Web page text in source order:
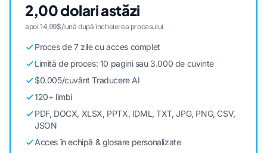
2,00 dolari astăzi
apoi 14,99$/lună după încheierea procesului
Proces de 7 zile cu acces complet
Limită de proces: 10 pagini sau 3.000 de cuvinte
$0.005/cuvânt Traducere AI
120+ limbi
PDF, DOCX, XLSX, PPTX, IDML, TXT, JPG, PNG, CSV,
JSON
Acces în echipă & glosare personalizate